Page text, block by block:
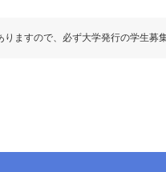
ますので、必ず大学発行の学生募